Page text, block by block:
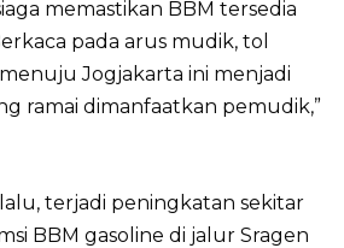
memastikan BBM tersedia
pada arus mudik, tol
Jogjakarta ini menjadi
ramai dimanfaatkan pemudik,”
terjadi peningkatan sekitar
BBM gasoline di jalur Sragen